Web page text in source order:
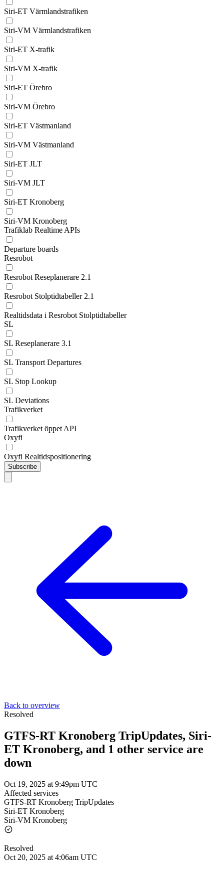
Siri-ET Värmlandstrafiken
Siri-VM Värmlandstrafiken
Siri-ET X-trafik
Siri-VM X-trafik
Siri-ET Örebro
Siri-VM Örebro
Siri-ET Västmanland
Siri-VM Västmanland
Siri-ET JLT
Siri-VM JLT
Siri-ET Kronoberg
Siri-VM Kronoberg
Trafiklab Realtime APIs
Departure boards
Resrobot
Resrobot Reseplanerare 2.1
Resrobot Stolptidtabeller 2.1
Realtidsdata i Resrobot Stolptidtabeller
SL
SL Reseplanerare 3.1
SL Transport Departures
SL Stop Lookup
SL Deviations
Trafikverket
Trafikverket öppet API
Oxyfi
Oxyfi Realtidspositionering
Subscribe
Back to overview
Resolved
GTFS-RT Kronoberg TripUpdates, Siri-
ET Kronoberg, and 1 other service are
down
Oct 19, 2025 at 9:49pm UTC
Affected services
GTFS-RT Kronoberg TripUpdates
Siri-ET Kronoberg
Siri-VM Kronoberg
Resolved
Oct 20, 2025 at 4:06am UTC